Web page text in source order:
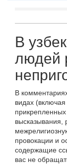
В
людей
В
видах
провокации и
содержащие
вас не